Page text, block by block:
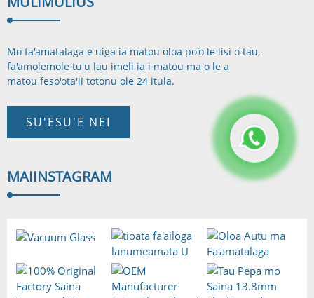
Mo fa'amatalaga e uiga ia matou oloa po'o le lisi o tau,
fa'amolemole tu'u lau imeli ia i matou ma o le a
matou feso'ota'ii totonu ole 24 itula.
SU'ESU'E NEI
MAIINSTAGRAM